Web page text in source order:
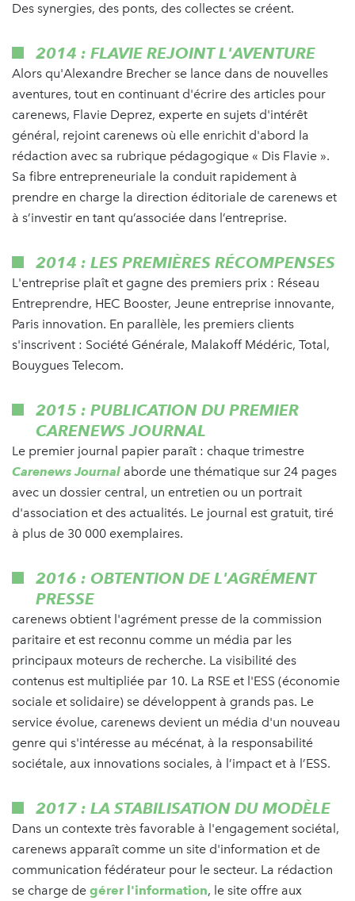
Des synergies, des ponts, des collectes se créent.
2014 : FLAVIE REJOINT L'AVENTURE
Alors qu'Alexandre Brecher se lance dans de nouvelles
aventures, tout en continuant d'écrire des articles pour
carenews, Flavie Deprez, experte en sujets d'intérêt
général, rejoint carenews où elle enrichit d'abord la
rédaction avec sa rubrique pédagogique « Dis Flavie ».
Sa fibre entrepreneuriale la conduit rapidement à
prendre en charge la direction éditoriale de carenews et
à s’investir en tant qu’associée dans l’entreprise.
2014 : LES PREMIÈRES RÉCOMPENSES
L'entreprise plaît et gagne des premiers prix : Réseau
Entreprendre, HEC Booster, Jeune entreprise innovante,
Paris innovation. En parallèle, les premiers clients
s'inscrivent : Société Générale, Malakoff Médéric, Total,
Bouygues Telecom.
2015 : PUBLICATION DU PREMIER
CARENEWS JOURNAL
Le premier journal papier paraît : chaque trimestre
Carenews Journal aborde une thématique sur 24 pages
avec un dossier central, un entretien ou un portrait
d'association et des actualités. Le journal est gratuit, tiré
à plus de 30 000 exemplaires.
2016 : OBTENTION DE L'AGRÉMENT
PRESSE
carenews obtient l'agrément presse de la commission
paritaire et est reconnu comme un média par les
principaux moteurs de recherche. La visibilité des
contenus est multipliée par 10. La RSE et l'ESS (économie
sociale et solidaire) se développent à grands pas. Le
service évolue, carenews devient un média d'un nouveau
genre qui s'intéresse au mécénat, à la responsabilité
sociétale, aux innovations sociales, à l’impact et à l’ESS.
2017 : LA STABILISATION DU MODÈLE
Dans un contexte très favorable à l'engagement sociétal,
carenews apparaît comme un site d'information et de
communication fédérateur pour le secteur. La rédaction
se charge de gérer l'information, le site offre aux